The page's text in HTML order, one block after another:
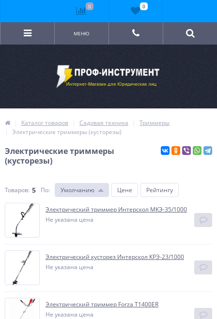
МЕНЮ
Каталог товаров Садовая техника
Триммеры
Электрические триммеры (кусторезы)
Электрические триммеры
(кусторезы)
Товаров: 5 По: Умолчанию Цене Рейтингу
Электрический триммер Интерскол МКЭ-35/1000
Не указана цена
Электрический кусторез Интерскол КРЭ-23/1000
Не указана цена
Электрический триммер Forza Т1400ЕR
Не указана цена
0 0